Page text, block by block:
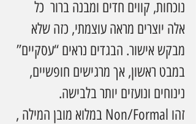
נוכחות, קווים חדים ומבנה ברור  כל
אלה יוצרים מראה עוצמתי, כזה שלא
מבקש אישור. הבגדים נראים “עסקיים”
במבט ראשון, אך מרגישים חופשיים,
נינוחים ונועזים יותר בלבישה.
זהו Non/Formal במלוא מובן המילה ,